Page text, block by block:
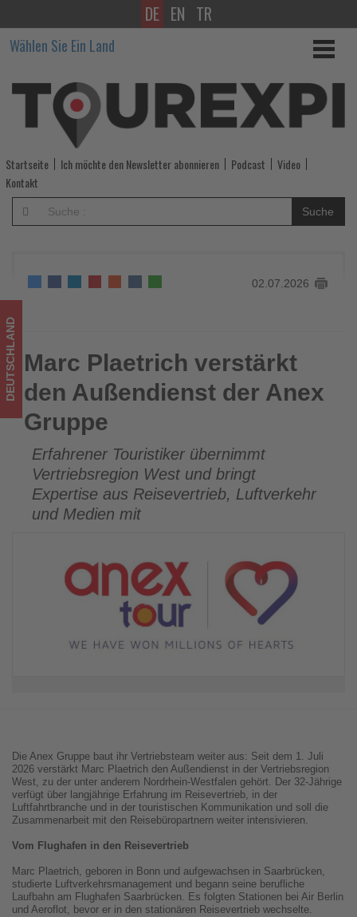
Marc
Plaetrich
verstärkt
den
Außendienst
der
Anex
Wissen,
was
im
Tourismus
los
ist!
DE EN TR
Wählen Sie Ein Land
Startseite Ich möchte den Newsletter abonnieren Podcast
Video
Kontakt
Suche
02.07.2026
Marc Plaetrich verstärkt den Außendienst der Anex Gruppe
DEUTSCHLAND Marc Plaetrich verstärkt
den Außendienst der Anex
Gruppe
Erfahrener Touristiker übernimmt
Vertriebsregion West und bringt
Expertise aus Reisevertrieb, Luftverkehr
und Medien mit
Die Anex Gruppe baut ihr Vertriebsteam weiter aus: Seit dem 1. Juli
2026 verstärkt Marc Plaetrich den Außendienst in der Vertriebsregion
West, zu der unter anderem Nordrhein-Westfalen gehört. Der 32-Jährige
verfügt über langjährige Erfahrung im Reisevertrieb, in der
Luftfahrtbranche und in der touristischen Kommunikation und soll die
Zusammenarbeit mit den Reisebüropartnern weiter intensivieren.
Vom Flughafen in den Reisevertrieb
Marc Plaetrich, geboren in Bonn und aufgewachsen in Saarbrücken,
studierte Luftverkehrsmanagement und begann seine berufliche
Laufbahn am Flughafen Saarbrücken. Es folgten Stationen bei Air Berlin
und Aeroflot, bevor er in den stationären Reisevertrieb wechselte.